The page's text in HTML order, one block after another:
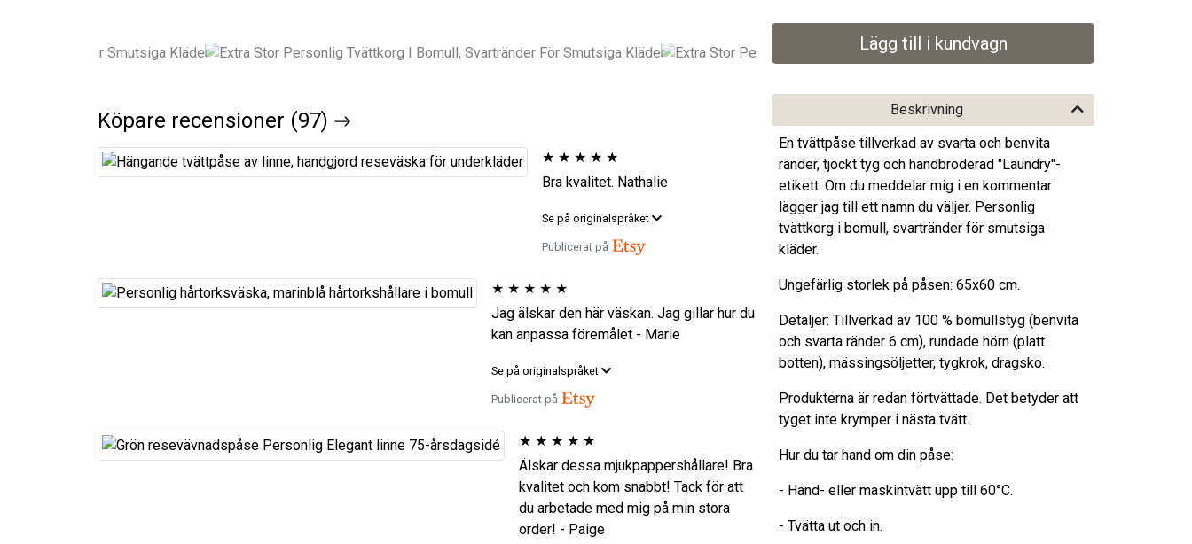
Beskrivning
En tvättpåse tillverkad av svarta och benvita
ränder, tjockt tyg och handbroderad "Laundry"-
etikett. Om du meddelar mig i en kommentar
lägger jag till ett namn du väljer. Personlig
tvättkorg i bomull, svartränder för smutsiga
kläder.
Ungefärlig storlek på påsen: 65x60 cm.
Detaljer: Tillverkad av 100 % bomullstyg (benvita
och svarta ränder 6 cm), rundade hörn (platt
botten), mässingsöljetter, tygkrok, dragsko.
Produkterna är redan förtvättade. Det betyder att
tyget inte krymper i nästa tvätt.
Hur du tar hand om din påse:
- Hand- eller maskintvätt upp till 60°C.
- Tvätta ut och in.
Köpare recensioner (97)
★ ★ ★ ★ ★
Bra kvalitet. Nathalie
Se på originalspråket
Publicerat på
★ ★ ★ ★ ★
Jag älskar den här väskan. Jag gillar hur du
kan anpassa föremålet - Marie
Se på originalspråket
Publicerat på
★ ★ ★ ★ ★
Älskar dessa mjukpappershållare! Bra
kvalitet och kom snabbt! Tack för att
du arbetade med mig på min stora
order! - Paige